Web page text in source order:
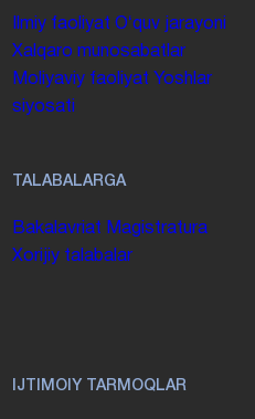
Ilmiy faoliyat Oʻquv jarayoni
Xalqaro munosabatlar
Moliyaviy faoliyat Yoshlar
siyosati
TALABALARGA
Bakalavriat Magistratura
Xorijiy talabalar
IJTIMOIY TARMOQLAR